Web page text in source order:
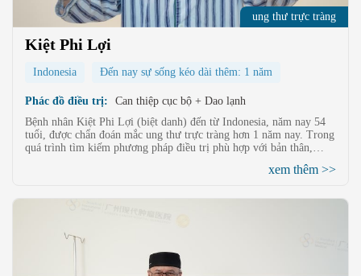
ung thư trực tràng
Kiệt Phi Lợi
Indonesia Đến nay sự sống kéo dài thêm: 1 năm
Phác đồ điều trị:
Can thiệp cục bộ + Dao lạnh
Bệnh nhân Kiệt Phi Lợi (biệt danh) đến từ Indonesia, năm nay 54
tuổi, được chẩn đoán mắc ung thư trực tràng hơn 1 năm nay. Trong
quá trình tìm kiếm phương pháp điều trị phù hợp với bản thân,
đã tìm thấy Bệnh viện Ung thư St. Stamford Quảng Châu, sau khi
tình trạng bệnh của ông đã được kiểm soát và cải thiện đáng kể.
chiến đấu với ung thư.
xem thêm >>